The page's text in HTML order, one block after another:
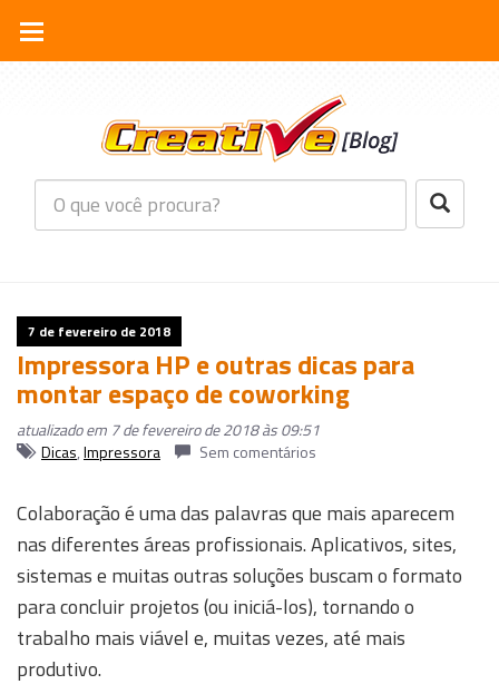
7 de fevereiro de 2018
Impressora HP e outras dicas para
montar espaço de coworking
atualizado em 7 de fevereiro de 2018 às 09:51
Dicas,Impressora Sem comentários
Colaboração é uma das palavras que mais aparecem
nas diferentes áreas profissionais. Aplicativos, sites,
sistemas e muitas outras soluções buscam o formato
para concluir projetos (ou iniciá-los), tornando o
trabalho mais viável e, muitas vezes, até mais
produtivo.